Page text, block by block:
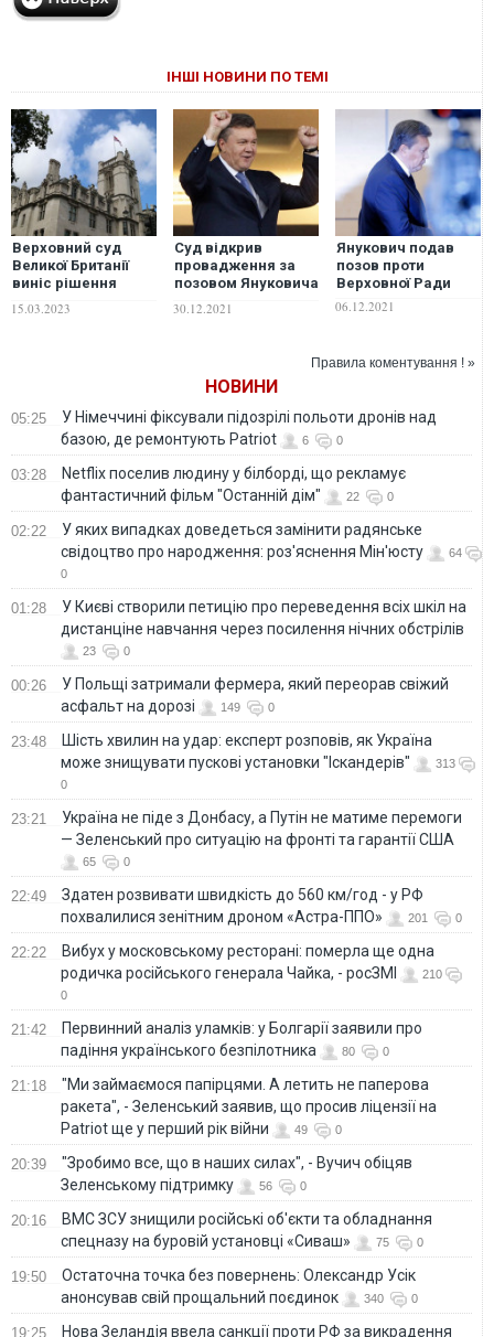
ІНШІ НОВИНИ ПО ТЕМІ
Верховний суд
Великої Британії
виніс рішення
Януковича" на 3
15.03.2023
Суд відкрив
провадження за
позовом Януковича
названа дата
30.12.2021
Янукович подав
позов проти
Верховної Ради
06.12.2021
Правила коментування ! »
НОВИНИ
05:25
У Німеччині фіксували підозрілі польоти дронів над
базою, де ремонтують Patriot
6 0
03:28
Netflix поселив людину у білборді, що рекламує
фантастичний фільм "Останній дім"
22 0
02:22
У яких випадках доведеться замінити радянське
свідоцтво про народження: роз'яснення Мін'юсту
64
0
01:28
У Києві створили петицію про переведення всіх шкіл на
дистанціне навчання через посилення нічних обстрілів
23 0
00:26
У Польщі затримали фермера, який переорав свіжий
асфальт на дорозі
149 0
23:48
Шість хвилин на удар: експерт розповів, як Україна
може знищувати пускові установки "Іскандерів"
313
0
23:21
Україна не піде з Донбасу, а Путін не матиме перемоги
— Зеленський про ситуацію на фронті та гарантії США
65 0
22:49
Здатен розвивати швидкість до 560 км/год - у РФ
похвалилися зенітним дроном «Астра-ППО»
201 0
22:22
Вибух у московському ресторані: померла ще одна
родичка російського генерала Чайка, - росЗМІ
210
0
21:42
Первинний аналіз уламків: у Болгарії заявили про
падіння українського безпілотника
80 0
21:18
"Ми займаємося папірцями. А летить не паперова
ракета", - Зеленський заявив, що просив ліцензії на
Patriot ще у перший рік війни
49 0
20:39
"Зробимо все, що в наших силах", - Вучич обіцяв
Зеленському підтримку
56 0
20:16
ВМС ЗСУ знищили російські об'єкти та обладнання
спецназу на буровій установці «Сиваш»
75 0
19:50
Остаточна точка без повернень: Олександр Усік
анонсував свій прощальний поєдинок
340 0
19:25 Нова Зеландія ввела санкції проти РФ за викрадення